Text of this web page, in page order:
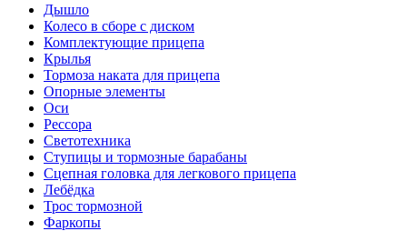
Дышло
Колесо в сборе с диском
Комплектующие прицепа
Крылья
Тормоза наката для прицепа
Опорные элементы
Оси
Рессора
Светотехника
Ступицы и тормозные барабаны
Сцепная головка для легкового прицепа
Лебёдка
Трос тормозной
Фаркопы